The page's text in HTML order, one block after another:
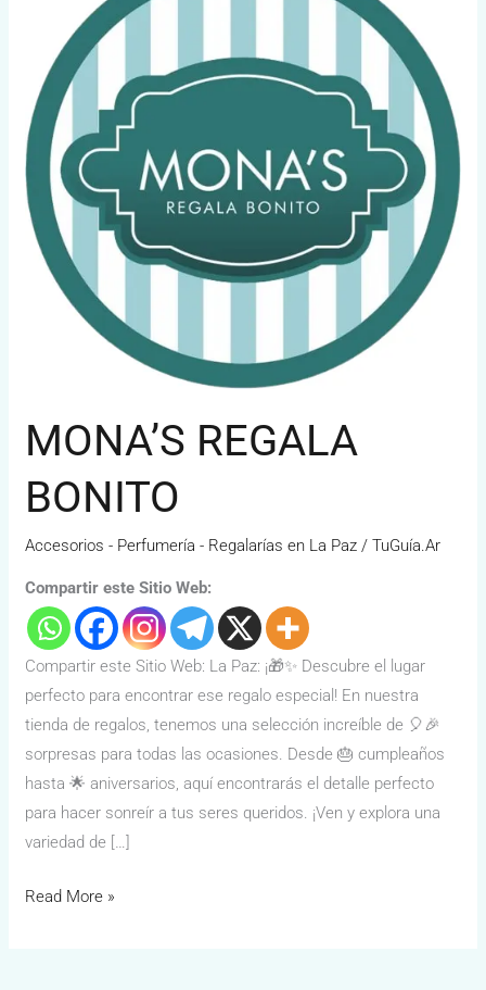
MONA’S REGALA
BONITO
Accesorios - Perfumería - Regalarías en La Paz /TuGuía.Ar
Compartir este Sitio Web:
Compartir este Sitio Web: La Paz: ¡🎁✨ Descubre el lugar
perfecto para encontrar ese regalo especial! En nuestra
tienda de regalos, tenemos una selección increíble de 🎈🎉
sorpresas para todas las ocasiones. Desde 🎂 cumpleaños
hasta 🌟 aniversarios, aquí encontrarás el detalle perfecto
para hacer sonreír a tus seres queridos. ¡Ven y explora una
variedad de […]
BONITO
Read More »